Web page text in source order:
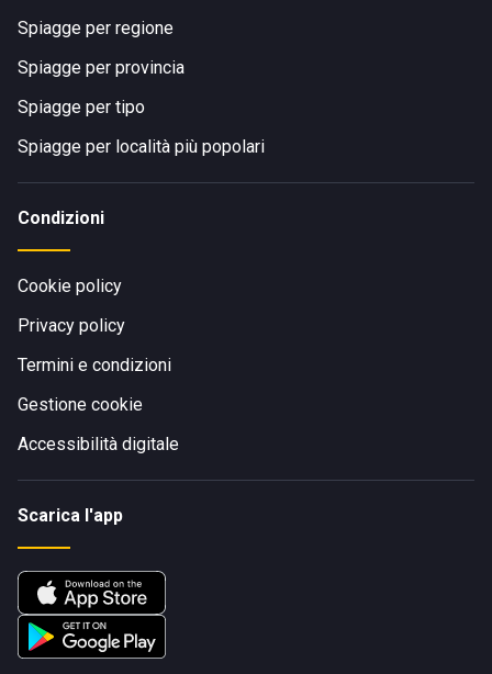
Spiagge per regione
Spiagge per provincia
Spiagge per tipo
Spiagge per località più popolari
Condizioni
Cookie policy
Privacy policy
Termini e condizioni
Gestione cookie
Accessibilità digitale
Scarica l'app